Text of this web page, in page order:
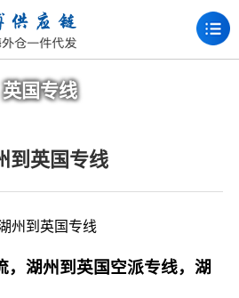
英国专线
到英国专线
，湖州到英国空派专线，湖